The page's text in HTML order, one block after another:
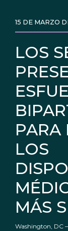
LOS
PARA
LOS
MÁS
15 DE MARZO
Washington, DC